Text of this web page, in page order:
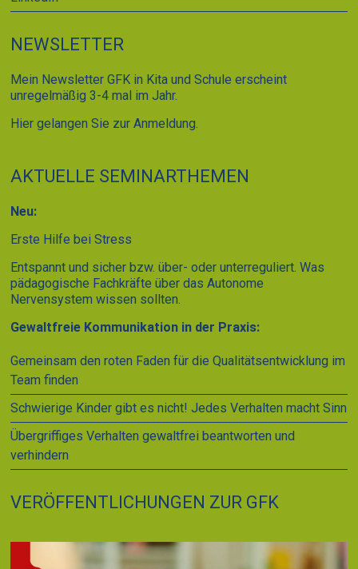
NEWSLETTER
Mein Newsletter GFK in Kita und Schule erscheint
unregelmäßig 3-4 mal im Jahr.
Hier gelangen Sie zur Anmeldung.
AKTUELLE SEMINARTHEMEN
Neu:
Erste Hilfe bei Stress
Entspannt und sicher bzw. über- oder unterreguliert. Was
pädagogische Fachkräfte über das Autonome
Nervensystem wissen sollten.
Gewaltfreie Kommunikation in der Praxis:
Gemeinsam den roten Faden für die Qualitätsentwicklung im
Team finden
Schwierige Kinder gibt es nicht! Jedes Verhalten macht Sinn
Übergriffiges Verhalten gewaltfrei beantworten und
verhindern
VERÖFFENTLICHUNGEN ZUR GFK